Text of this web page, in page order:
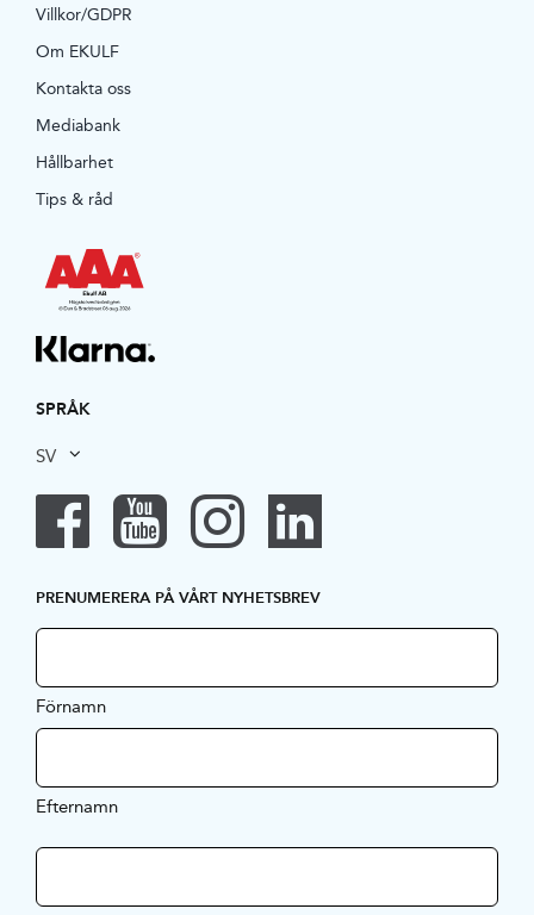
Villkor/GDPR
Om EKULF
Kontakta oss
Mediabank
Hållbarhet
Tips & råd
SPRÅK
SV
PRENUMERERA PÅ VÅRT NYHETSBREV
Förnamn
Efternamn